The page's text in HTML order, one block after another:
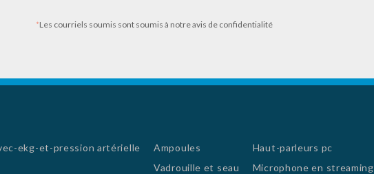
*Les courriels soumis sont soumis à notre avis de confidentialité
ekg-et-pression artérielle
Ampoules
Vadrouille et seau
Haut-parleurs pc
Microphone en streaming